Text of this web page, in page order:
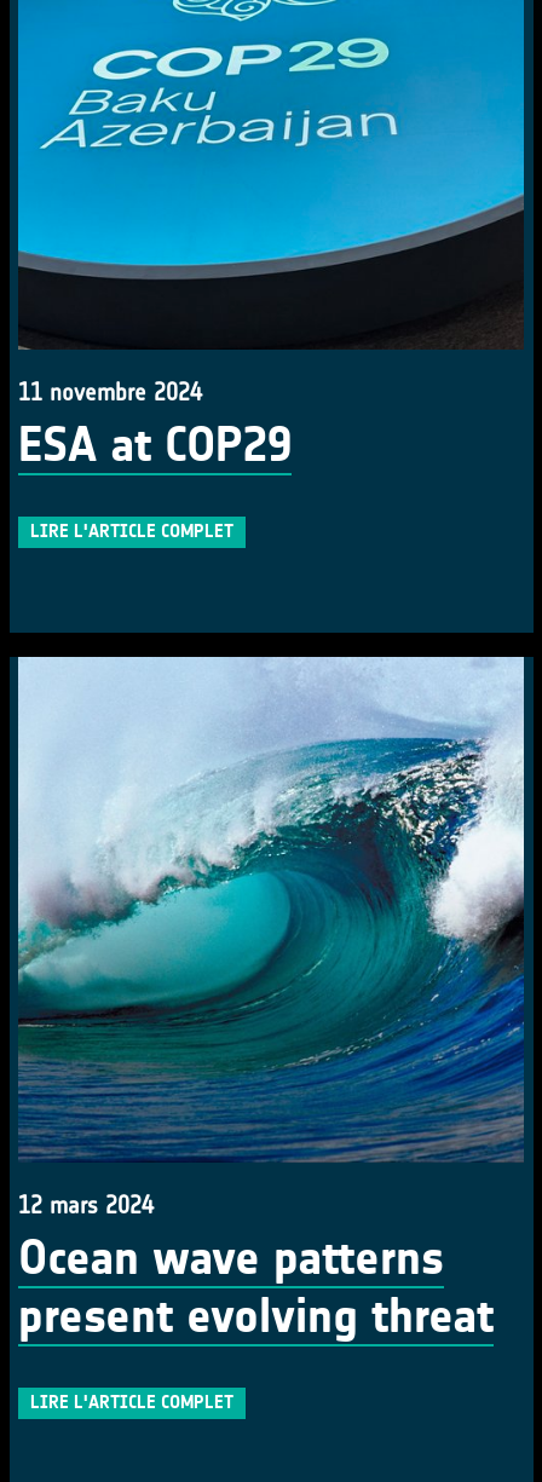
11 novembre 2024
ESA at COP29
LIRE L'ARTICLE COMPLET
12 mars 2024
Ocean wave patterns
present evolving threat
LIRE L'ARTICLE COMPLET